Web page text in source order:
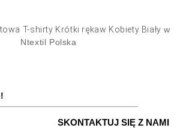
T-shirty Krótki rękaw Kobiety Biały w
Ntextil Polska
SKONTAKTUJ SIĘ Z NAMI